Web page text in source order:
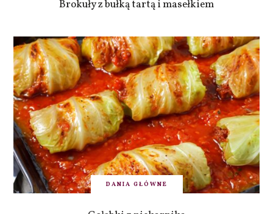
Brokuły z bułką tartą i masełkiem
DANIA GŁÓWNE